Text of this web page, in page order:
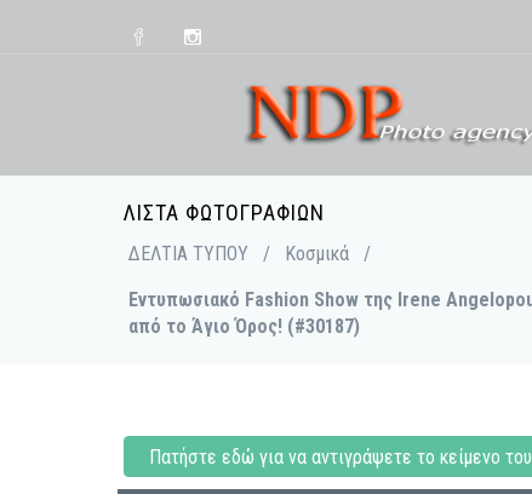
ΛΊΣΤΑ ΦΩΤΟΓΡΑΦΙΏΝ
ΔΕΛΤΙΑ ΤΥΠΟΥ / Κοσμικά
/
Εντυπωσιακό Fashion Show της Irene
από το Άγιο Όρος! (#30187)
Πατήστε εδώ για να αντιγράψετε το κείμενο